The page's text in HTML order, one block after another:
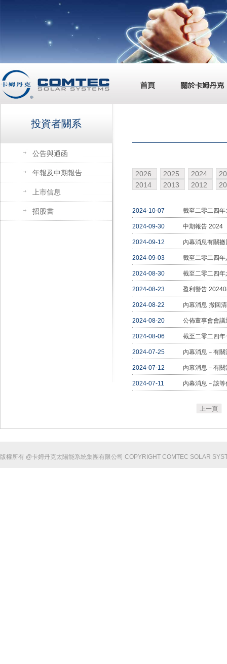
投資者關系
公告與通函
年報及中期報告
上市信息
招股書
2026 2025 2024
2014
2013 2012
2024-10-07 截至二零二四
2024-09-30 中期報告 2024
2024-09-12 內幕消息有關
2024-09-03 截至二零二四
2024-08-30 截至二零二四
2024-08-23 盈利警告
2024-08-22 內幕消息 撤回
2024-08-20 公佈董事會會
2024-08-06 截至二零二四
2024-07-25 內幕消息－有
2024-07-12 內幕消息－有
2024-07-11 內幕消息－該
上一頁
版權所有 @卡姆丹克太陽能系統集團有限公司 COPYRIGHT COMTEC SOLAR